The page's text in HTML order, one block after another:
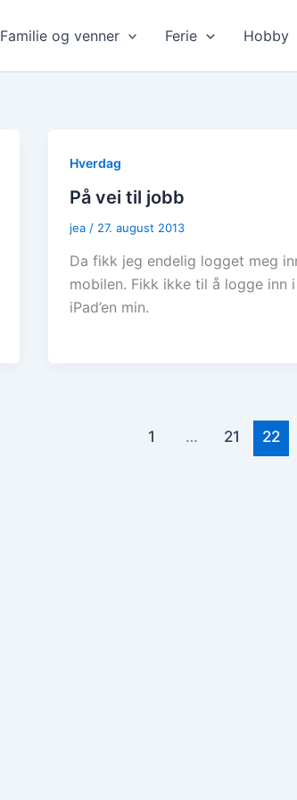
Familie og venner Ferie Hobby
Hverdag
På vei til jobb
jea / 27. august 2013
Da fikk jeg endelig logget meg
mobilen. Fikk ikke til å logge inn
iPad’en min.
1 … 21 22